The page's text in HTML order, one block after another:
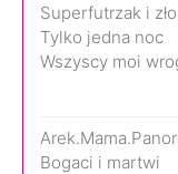
Superfutrzak i
Tylko jedna noc
Wszyscy moi
Bogaci i martwi